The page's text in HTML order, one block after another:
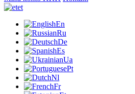
et
En
Ru
De
Es
Ua
Pt
Nl
Fr